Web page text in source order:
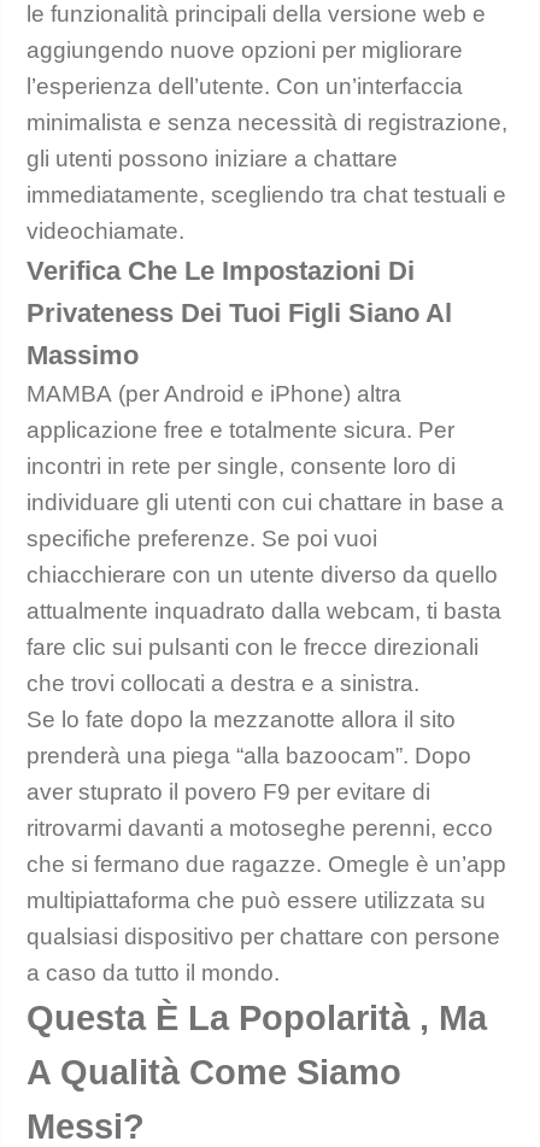
le funzionalità principali della versione web e
aggiungendo nuove opzioni per migliorare
l’esperienza dell’utente. Con un’interfaccia
minimalista e senza necessità di registrazione,
gli utenti possono iniziare a chattare
immediatamente, scegliendo tra chat testuali e
videochiamate.
Verifica Che Le Impostazioni Di
Privateness Dei Tuoi Figli Siano Al
Massimo
MAMBA (per Android e iPhone) altra
applicazione free e totalmente sicura. Per
incontri in rete per single, consente loro di
individuare gli utenti con cui chattare in base a
specifiche preferenze. Se poi vuoi
chiacchierare con un utente diverso da quello
attualmente inquadrato dalla webcam, ti basta
fare clic sui pulsanti con le frecce direzionali
che trovi collocati a destra e a sinistra.
Se lo fate dopo la mezzanotte allora il sito
prenderà una piega “alla bazoocam”. Dopo
aver stuprato il povero F9 per evitare di
ritrovarmi davanti a motoseghe perenni, ecco
che si fermano due ragazze. Omegle è un’app
multipiattaforma che può essere utilizzata su
qualsiasi dispositivo per chattare con persone
a caso da tutto il mondo.
Questa È La Popolarità , Ma
A Qualità Come Siamo
Messi?